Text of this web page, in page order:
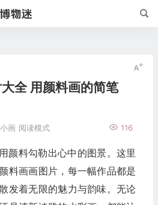
全 用颜料画的简笔
画 116
阅读模式
颜料勾勒出心中的图景。这里
料画画图片，每一幅作品都是
发着无限的魅力与韵味。无论